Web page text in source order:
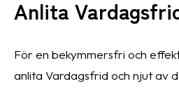
Anlita
För en bekymmersfri och
anlita Vardagsfrid och njut av